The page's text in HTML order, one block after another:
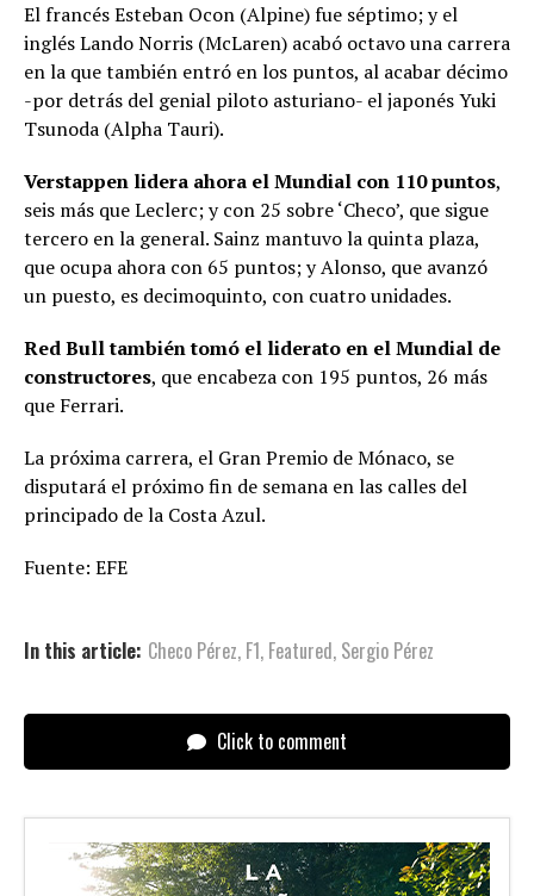
El francés Esteban Ocon (Alpine) fue séptimo; y el
inglés Lando Norris (McLaren) acabó octavo una carrera
en la que también entró en los puntos, al acabar décimo
-por detrás del genial piloto asturiano- el japonés Yuki
Tsunoda (Alpha Tauri).
Verstappen lidera ahora el Mundial con 110 puntos,
seis más que Leclerc; y con 25 sobre ‘Checo’, que sigue
tercero en la general. Sainz mantuvo la quinta plaza,
que ocupa ahora con 65 puntos; y Alonso, que avanzó
un puesto, es decimoquinto, con cuatro unidades.
Red Bull también tomó el liderato en el Mundial de
constructores, que encabeza con 195 puntos, 26 más
que Ferrari.
La próxima carrera, el Gran Premio de Mónaco, se
disputará el próximo fin de semana en las calles del
principado de la Costa Azul.
Fuente: EFE
In this article: Checo Pérez, F1, Featured, Sergio Pérez
Click to comment